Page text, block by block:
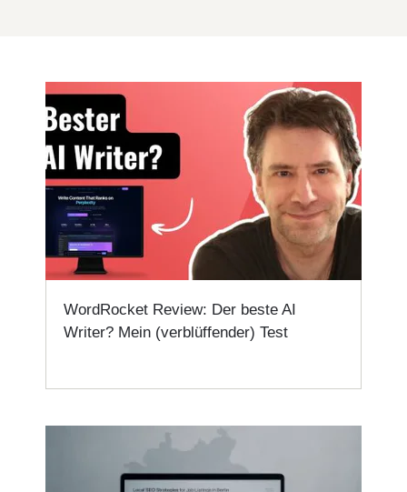
WordRocket Review: Der beste AI
Writer? Mein (verblüffender) Test